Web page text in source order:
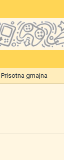
Prisotna gmajna